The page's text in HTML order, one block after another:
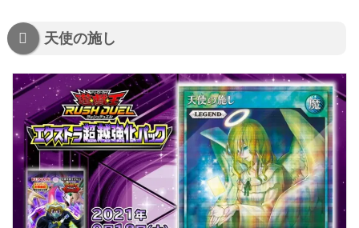
天使の施し